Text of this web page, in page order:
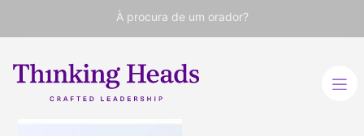
À procura de um orador?